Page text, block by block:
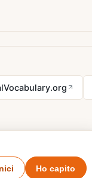
Ho capito